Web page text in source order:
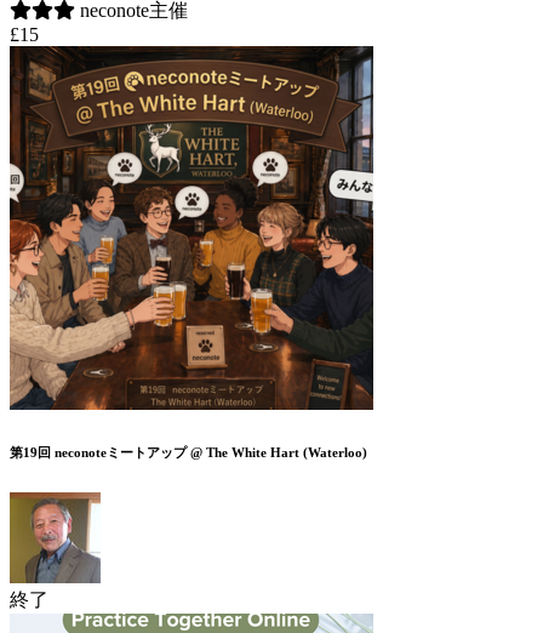
neconote主催
£15
第19回 neconoteミートアップ @ The White Hart (Waterloo)
終了